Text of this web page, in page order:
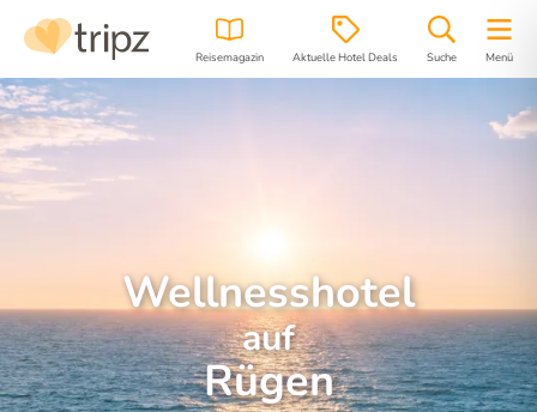
Reisemagazin Aktuelle Hotel Deals Suche Menü
Wellnesshotel
auf
Rügen